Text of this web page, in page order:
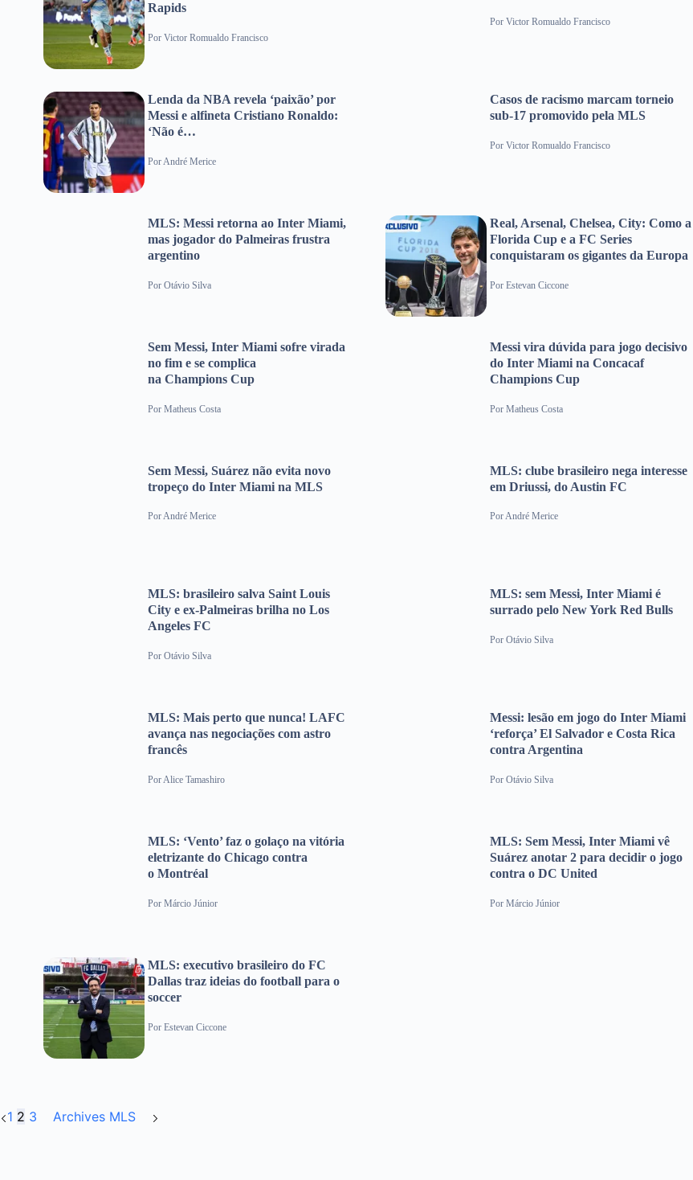
Rapids
Por Victor Romualdo Francisco
PorVictor Romualdo Francisco
Lenda da NBA revela ‘paixão’ por
Messi e alfineta Cristiano Ronaldo:
‘Não é…
PorAndré Merice
Casos de racismo marcam torneio
sub-17 promovido pela MLS
PorVictor Romualdo Francisco
MLS: Messi retorna ao Inter Miami,
mas jogador do Palmeiras frustra
argentino
Por Otávio Silva
Real, Arsenal, Chelsea, City: Como a
Florida Cup e a FC Series
conquistaram os gigantes da Europa
PorEstevan Ciccone
Sem Messi, Inter Miami sofre virada
no fim e se complica
na Champions Cup
Por Matheus Costa
Messi vira dúvida para jogo decisivo
do Inter Miami na Concacaf
Champions Cup
PorMatheus Costa
Sem Messi, Suárez não evita novo
tropeço do Inter Miami na MLS
PorAndré Merice
MLS: clube brasileiro nega interesse
em Driussi, do Austin FC
PorAndré Merice
MLS: brasileiro salva Saint Louis
City e ex-Palmeiras brilha no Los
Angeles FC
Por Otávio Silva
MLS: sem Messi, Inter Miami é
surrado pelo New York Red Bulls
PorOtávio Silva
MLS: Mais perto que nunca! LAFC
avança nas negociações com astro
francês
PorAlice Tamashiro
Messi: lesão em jogo do Inter Miami
‘reforça’ El Salvador e Costa Rica
contra Argentina
PorOtávio Silva
MLS: ‘Vento’ faz o golaço na vitória
eletrizante do Chicago contra
o Montréal
Por Márcio Júnior
MLS: Sem Messi, Inter Miami vê
Suárez anotar 2 para decidir o jogo
contra o DC United
PorMárcio Júnior
MLS: executivo brasileiro do FC
Dallas traz ideias do football para o
soccer
Por Estevan Ciccone
1 2 3 Archives MLS